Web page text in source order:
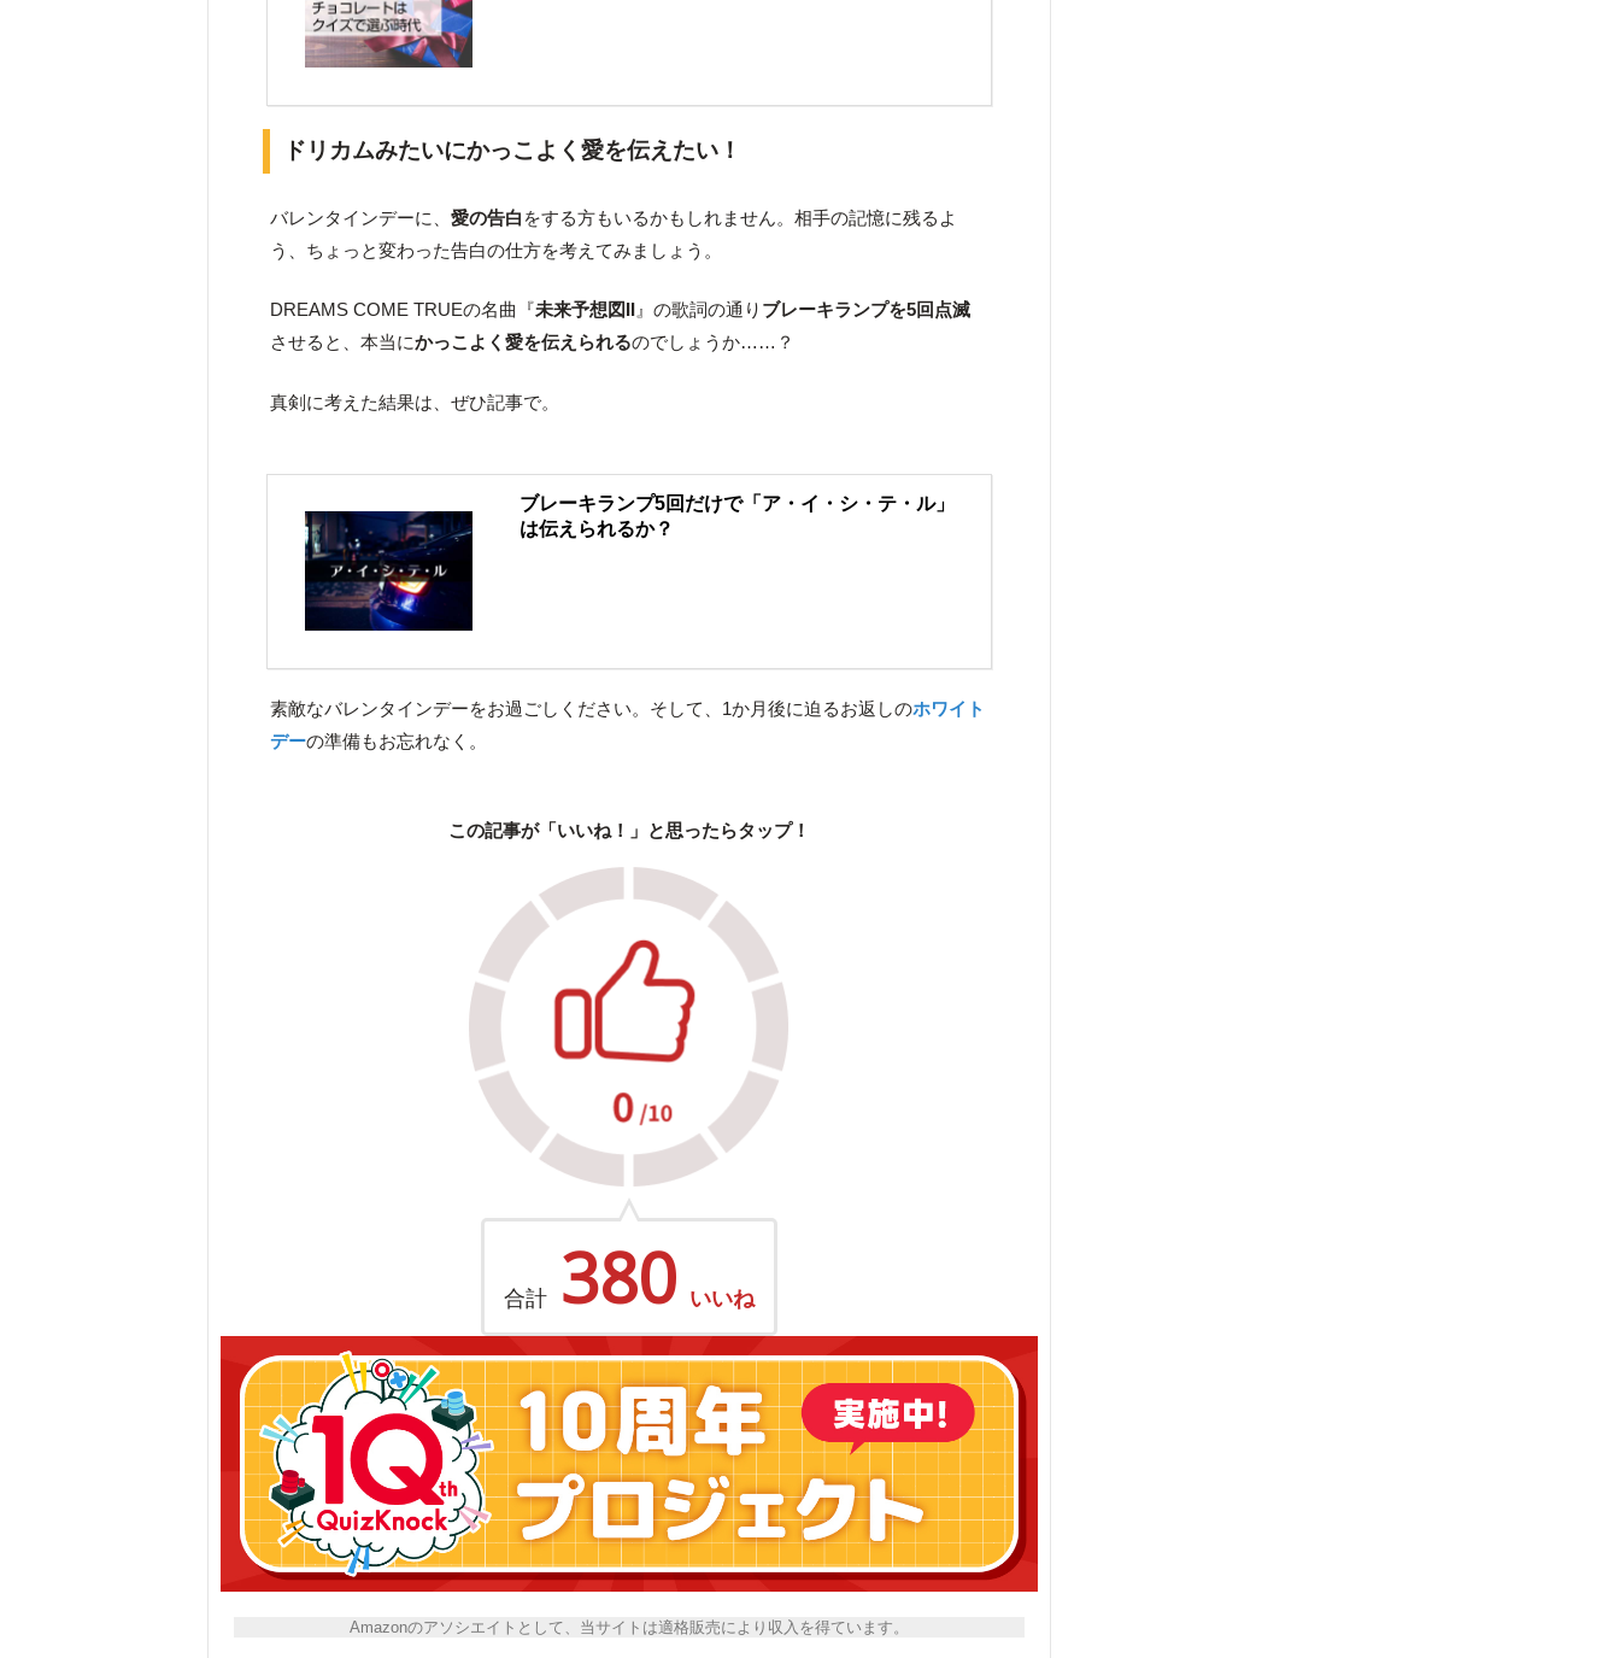
ドリカムみたいにかっこよく愛を伝えたい！
バレンタインデーに、愛の告白 をする方もいるかもしれません。相手の記憶に残るよ
う、ちょっと変わった告白の仕方を考えてみましょう。
DREAMS COME TRUEの名曲『未来予想図II 』の歌詞の通り ブレーキランプを5回点滅
させると、本当にかっこよく愛を伝えられるのでしょうか……？
真剣に考えた結果は、ぜひ記事で。
ブレーキランプ5回だけで「ア・イ・シ・テ・ル」
は伝えられるか？
素敵なバレンタインデーをお過ごしください。そして、1か月後に迫るお返しのホワイト
デーの準備もお忘れなく。
この記事が「いいね！」と思ったらタップ！
合計 380 いいね
Amazonのアソシエイトとして、当サイトは適格販売により収入を得ています。